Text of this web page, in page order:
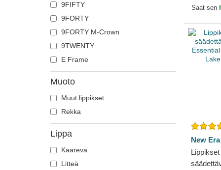
9FIFTY
9FORTY
9FORTY M-Crown
9TWENTY
E Frame
Muoto
Muut lippikset
Rekka
Lippa
Kaareva
Litteä
Angeles
Saat sen
New Era